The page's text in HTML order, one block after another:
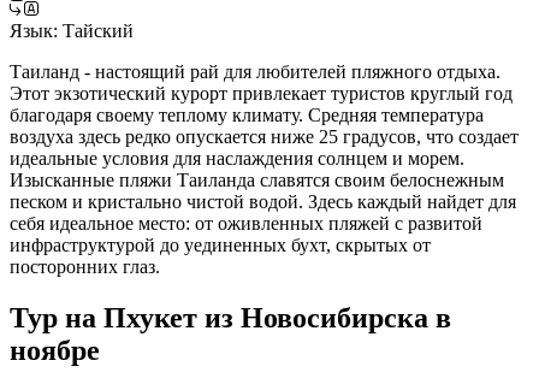
Язык: Тайский
Таиланд - настоящий рай для любителей пляжного отдыха.
Этот экзотический курорт привлекает туристов круглый год
благодаря своему теплому климату. Средняя температура
воздуха здесь редко опускается ниже 25 градусов, что создает
идеальные условия для наслаждения солнцем и морем.
Изысканные пляжи Таиланда славятся своим белоснежным
песком и кристально чистой водой. Здесь каждый найдет для
себя идеальное место: от оживленных пляжей с развитой
инфраструктурой до уединенных бухт, скрытых от
посторонних глаз.
Тур на Пхукет из Новосибирска в
ноябре